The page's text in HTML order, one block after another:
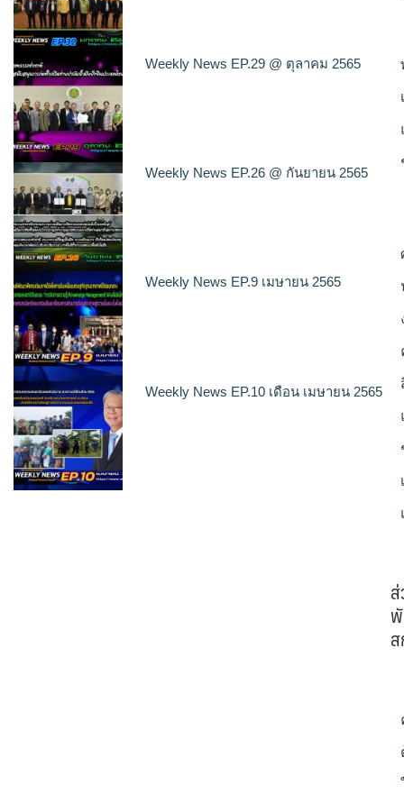
Weekly News EP.29 @ ตุลาคม 2565
Weekly News EP.26 @ กันยายน 2565
Weekly News EP.9 เมษายน 2565
Weekly News EP.10 เดือน เมษายน 2565